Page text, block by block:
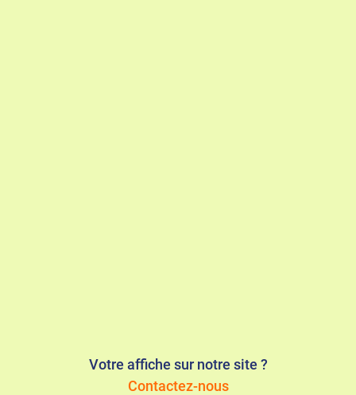
Votre affiche sur notre site ?
Contactez-nous